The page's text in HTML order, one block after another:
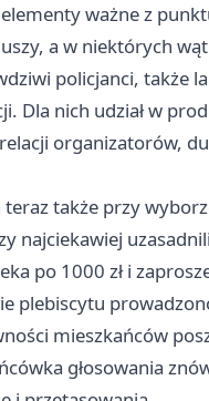
ważne z
a w niektórych
policjanci, także
Dla nich udział w
organizatorów,
teraz także przy
najciekawiej
po 1000 zł i
plebiscytu
mieszkańców
głosowania